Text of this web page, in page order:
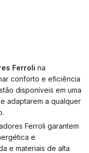
Ferroli na
conforto e eficiência
disponíveis em uma
adaptarem a qualquer
Ferroli garantem
e
e materiais de alta